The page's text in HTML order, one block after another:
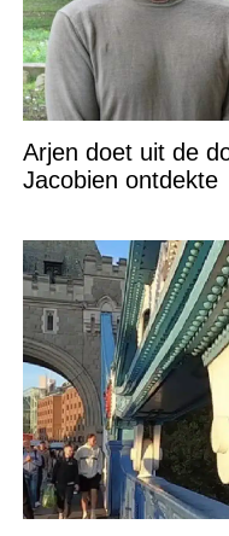
Arjen doet uit de
Jacobien ontdekte